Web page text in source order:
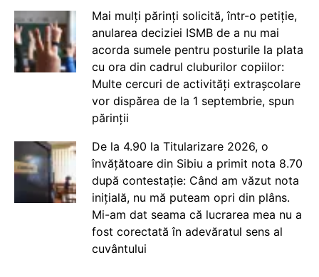
Mai mulți părinți solicită, într-o petiție,
anularea deciziei ISMB de a nu mai
acorda sumele pentru posturile la plata
cu ora din cadrul cluburilor copiilor:
Multe cercuri de activități extrașcolare
vor dispărea de la 1 septembrie, spun
părinții
De la 4.90 la Titularizare 2026, o
învățătoare din Sibiu a primit nota 8.70
după contestație: Când am văzut nota
inițială, nu mă puteam opri din plâns.
Mi-am dat seama că lucrarea mea nu a
fost corectată în adevăratul sens al
cuvântului